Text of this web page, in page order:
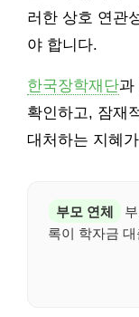
러한 상호 연관
야 합니다.
한국장학재단과
확인하고, 잠재
대처하는 지혜
부모 연체
록이 학자금